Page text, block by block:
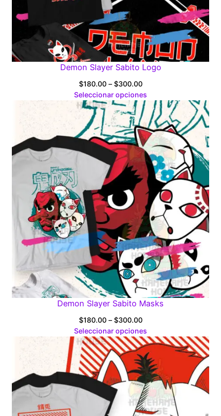
Demon Slayer Sabito Logo
$180.00 – $300.00Price
range:
$180.00
through
$300.00
Seleccionar opciones
Demon Slayer Sabito Masks
$180.00 – $300.00Price
range:
$180.00
through
$300.00
Seleccionar opciones